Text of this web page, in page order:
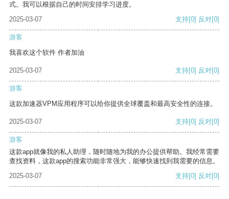
式。我可以根据自己的时间安排学习进度。
2025-03-07
支持[0] 反对[0]
游客
我喜欢这个软件 作者加油
2025-03-07 支持[0] 反对[0]
游客
这款加速器VPM应用程序可以给你提供全球覆盖和最高安全性的连接。
2025-03-07 支持[0] 反对[0]
游客
这款app就像我的私人助理，随时随地为我的办公提供帮助。我经常需要
查找资料，这款app的搜索功能非常强大，能够快速找到我需要的信息。
2025-03-07
支持[0] 反对[0]